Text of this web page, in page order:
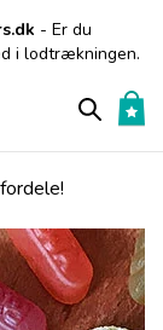
- Er du
i lodtrækningen.